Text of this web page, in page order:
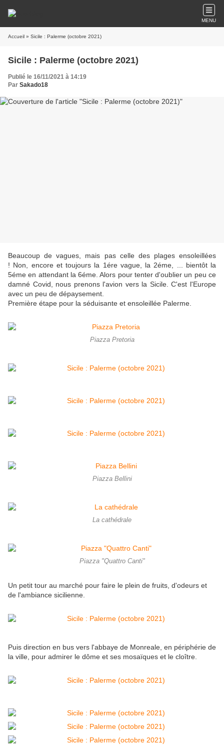
MENU
Accueil » Sicile : Palerme (octobre 2021)
Sicile : Palerme (octobre 2021)
Publié le 16/11/2021 à 14:19
Par Sakado18
Beaucoup de vagues, mais pas celle des plages ensoleillées
! Non, encore et toujours la 1ére vague, la 2éme, ... bientôt la
5éme en attendant la 6éme. Alors pour tenter d'oublier un peu ce
damné Covid, nous prenons l'avion vers la Sicile. C'est l'Europe
avec un peu de dépaysement.
Première étape pour la séduisante et ensoleillée Palerme.
Piazza Pretoria
Piazza Bellini
La cathédrale
Piazza "Quattro Canti"
Un petit tour au marché pour faire le plein de fruits, d'odeurs et
de l'ambiance sicilienne.
Puis direction en bus vers l'abbaye de Monreale, en périphérie de
la ville, pour admirer le dôme et ses mosaïques et le cloître.